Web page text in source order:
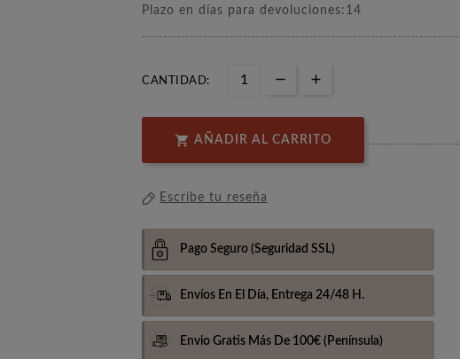
Plazo en días para devoluciones:14
CANTIDAD:
 AÑADIR AL CARRITO
Escribe tu reseña
Pago Seguro (Seguridad SSL)
Envíos En El Día, Entrega 24/48 H.
Envio Gratis Más De 100€ (Península)